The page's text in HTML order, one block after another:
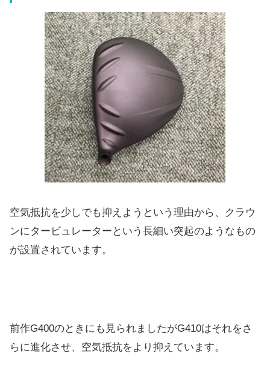
空気抵抗を少しでも抑えようという理由から、クラウ
ンにタービュレーターという長細い突起のようなもの
が設置されています。
前作G400のときにも見られましたがG410はそれをさ
らに進化させ、空気抵抗をより抑えています。